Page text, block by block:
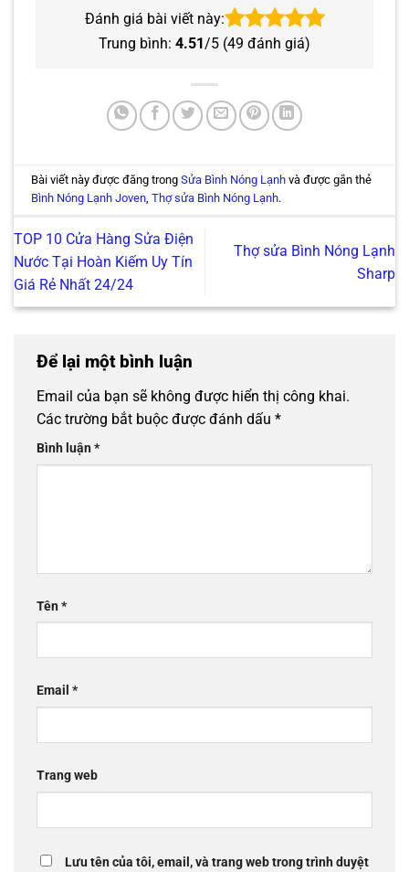
Đánh giá bài viết này:
Trung bình: 4.51/5 (49 đánh giá)
Bài viết này được đăng trongSửa Bình Nóng Lạnh và được gắn thẻ
Bình Nóng Lạnh Joven,Thợ sửa Bình Nóng Lạnh.
TOP 10 Cửa Hàng Sửa Điện
Nước Tại Hoàn Kiếm Uy Tín
Giá Rẻ Nhất 24/24
Thợ sửa Bình Nóng Lạnh
Sharp
Để lại một bình luận
Email của bạn sẽ không được hiển thị công khai.
Các trường bắt buộc được đánh dấu *
Bình luận*
Tên*
Email *
Trang web
Lưu tên của tôi, email, và trang web trong trình duyệt